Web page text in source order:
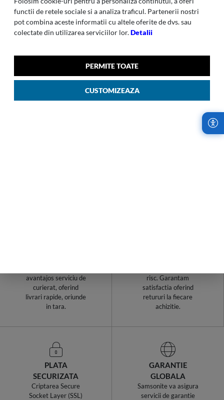
functii de retele sociale si a analiza traficul. Partenerii nostri
pot combina aceste informatii cu altele oferite de dvs. sau
colectate din utilizarea serviciilor lor.Detalii
PERMITE TOATE
CUSTOMIZEAZA
ECODIVER ECODIVER
Ecodiver - Laptop Backpack
avantajos serviciu de
curierat, oferind
livrari rapide, oriunde
in tara.
risc. Garantam
satisfactia oferind
retururi la fiecare
achizitie.
PLATA
SECURIZATA
Criptarea Secure
Socket Layer (SSL)
GARANTIE
GLOBALA
Samsonite va asigura
servicii de garantie